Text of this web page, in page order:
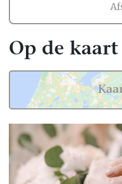
Op de kaart